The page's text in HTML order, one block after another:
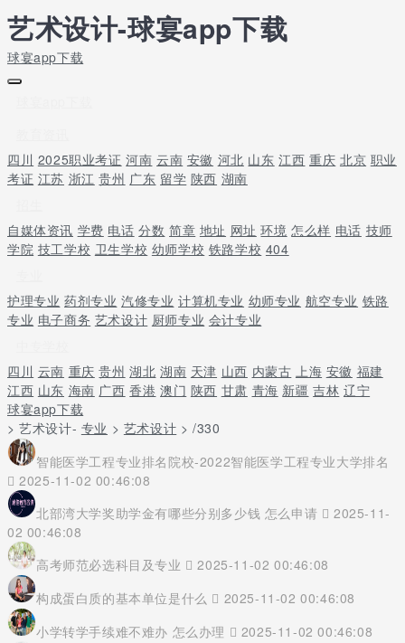
艺术设计-球宴app下载
球宴app下载
四川 2025职业考证 河南 云南 安徽 河北 山东 江西 重庆 北京 职业
考证 江苏 浙江 贵州 广东 留学 陕西 湖南
自媒体资讯 学费 电话 分数 简章 地址 网址 环境 怎么样 电话 技师
学院 技工学校 卫生学校 幼师学校 铁路学校 404
护理专业 药剂专业 汽修专业 计算机专业 幼师专业 航空专业 铁路
专业 电子商务 艺术设计 厨师专业 会计专业
四川 云南 重庆 贵州 湖北 湖南 天津 山西 内蒙古 上海 安徽 福建
江西 山东 海南 广西 香港 澳门 陕西 甘肃 青海 新疆 吉林 辽宁
球宴app下载
> 艺术设计- 专业 > 艺术设计 > /330
智能医学工程专业排名院校-2022智能医学工程专业大学排名
2025-11-02 00:46:08
北部湾大学奖助学金有哪些分别多少钱 怎么申请
2025-11-
02 00:46:08
高考师范必选科目及专业
2025-11-02 00:46:08
构成蛋白质的基本单位是什么
2025-11-02 00:46:08
小学转学手续难不难办 怎么办理
2025-11-02 00:46:08